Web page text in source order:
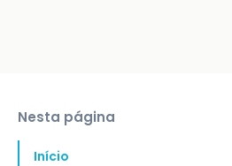
Nesta página
Início